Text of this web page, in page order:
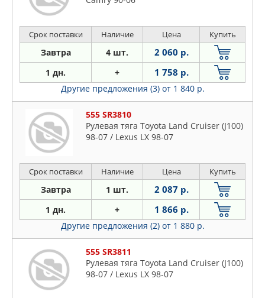
Срок поставки Наличие Цена Купить
Завтра 4 шт. 2 060 р.
1 дн. + 1 758 р.
Другие предложения (3) от 1 840 р.
555 SR3810
Рулевая тяга Toyota Land Cruiser (J100)
98-07 / Lexus LX 98-07
Срок поставки Наличие Цена Купить
Завтра 1 шт. 2 087 р.
1 дн. + 1 866 р.
Другие предложения (2) от 1 880 р.
555 SR3811
Рулевая тяга Toyota Land Cruiser (J100)
98-07 / Lexus LX 98-07